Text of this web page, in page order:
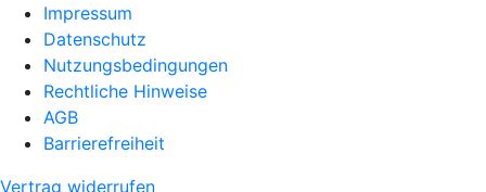
Impressum
Datenschutz
Nutzungsbedingungen
Rechtliche Hinweise
AGB
Barrierefreiheit
Vertrag widerrufen